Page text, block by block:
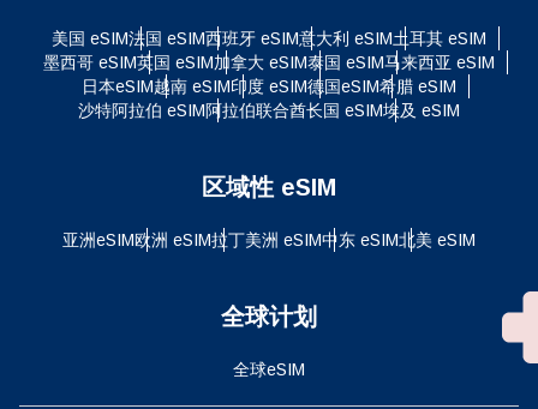
美国 eSIM法国 eSIM西班牙 eSIM意大利 eSIM土耳其 eSIM
墨西哥 eSIM英国 eSIM加拿大 eSIM泰国 eSIM马来西亚 eSIM
日本eSIM越南 eSIM印度 eSIM德国eSIM希腊 eSIM
沙特阿拉伯 eSIM阿拉伯联合酋长国 eSIM埃及 eSIM
区域性 eSIM
亚洲eSIM欧洲 eSIM拉丁美洲 eSIM中东 eSIM北美 eSIM
全球计划
全球eSIM